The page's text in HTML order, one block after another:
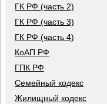
ГК РФ (часть 2)
ГК РФ (часть 3)
ГК РФ (часть 4)
КоАП РФ
ГПК РФ
Семейный кодекс
Жилищный кодекс